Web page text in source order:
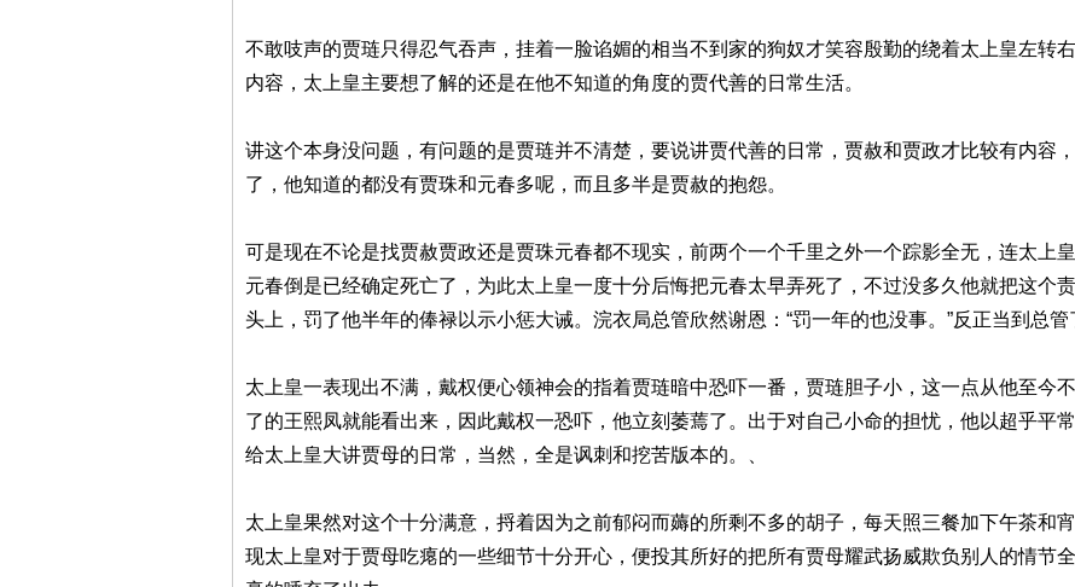
不敢吱声的贾琏只得忍气吞声，挂着一脸谄媚的相当不到家的狗奴才笑容殷勤的绕着太上皇左转
内容，太上皇主要想了解的还是在他不知道的角度的贾代善的日常生活。
讲这个本身没问题，有问题的是贾琏并不清楚，要说讲贾代善的日常，贾赦和贾政才比较有内容
了，他知道的都没有贾珠和元春多呢，而且多半是贾赦的抱怨。
可是现在不论是找贾赦贾政还是贾珠元春都不现实，前两个一个千里之外一个踪影全无，连太上
元春倒是已经确定死亡了，为此太上皇一度十分后悔把元春太早弄死了，不过没多久他就把这个
头上，罚了他半年的俸禄以示小惩大诫。浣衣局总管欣然谢恩：“罚一年的也没事。”反正当到总管
太上皇一表现出不满，戴权便心领神会的指着贾琏暗中恐吓一番，贾琏胆子小，这一点从他至今
了的王熙凤就能看出来，因此戴权一恐吓，他立刻萎蔫了。出于对自己小命的担忧，他以超乎
给太上皇大讲贾母的日常，当然，全是讽刺和挖苦版本的。、
太上皇果然对这个十分满意，捋着因为之前郁闷而薅的所剩不多的胡子，每天照三餐加下午茶和
现太上皇对于贾母吃瘪的一些细节十分开心，便投其所好的把所有贾母耀武扬威欺负别人的情节